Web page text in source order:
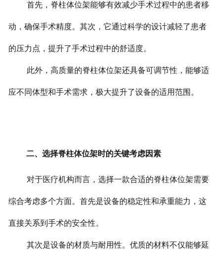
首先，脊柱体位架能够有效减少手术过程中的患者移
动，确保手术精度。其次，它通过科学的设计减轻了患者
的压力点，提升了手术过程中的舒适度。
此外，高质量的脊柱体位架还具备可调节性，能够适
应不同体型和手术需求，极大提升了设备的适用范围。
二、选择脊柱体位架时的关键考虑因素
对于医疗机构而言，选择一款合适的脊柱体位架需要
综合考虑多个方面。首先是设备的稳定性和承重能力，这
直接关系到手术的安全性。
其次是设备的材质与耐用性。优质的材料不仅能够延